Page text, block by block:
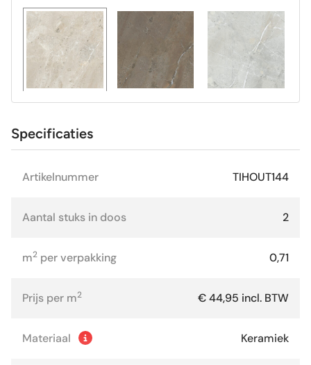
Specificaties
Artikelnummer TIHOUT144
Aantal stuks in doos 2
m2 per verpakking 0,71
Prijs per m2 € 44,95 incl. BTW
Materiaal Keramiek